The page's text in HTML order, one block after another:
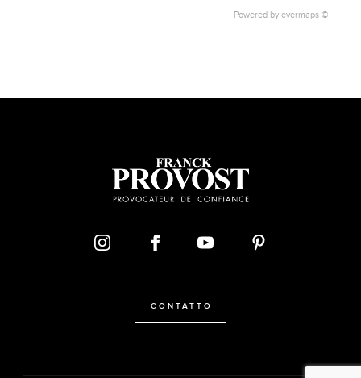
Powered by evermaps ©
CONTATTO